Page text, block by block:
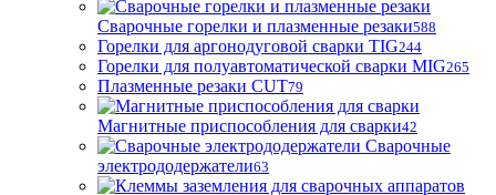
Сварочные горелки и плазменные резаки588
Горелки для аргонодуговой сварки TIG244
Горелки для полуавтоматической сварки MIG265
Плазменные резаки CUT79
Магнитные приспособления для сварки42
Сварочные
электрододержатели63